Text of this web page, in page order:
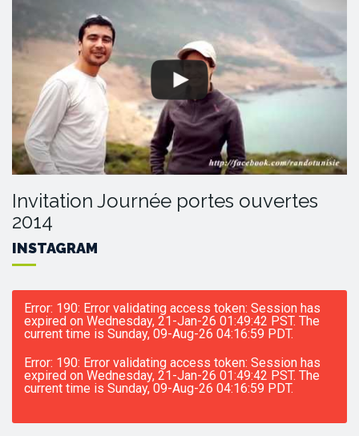
Invitation Journée portes ouvertes
2014
INSTAGRAM
Error: 190: Error validating access token: Session has
expired on Wednesday, 21-Jan-26 01:49:42 PST. The
current time is Sunday, 09-Aug-26 04:16:59 PDT.
Error: 190: Error validating access token: Session has
expired on Wednesday, 21-Jan-26 01:49:42 PST. The
current time is Sunday, 09-Aug-26 04:16:59 PDT.